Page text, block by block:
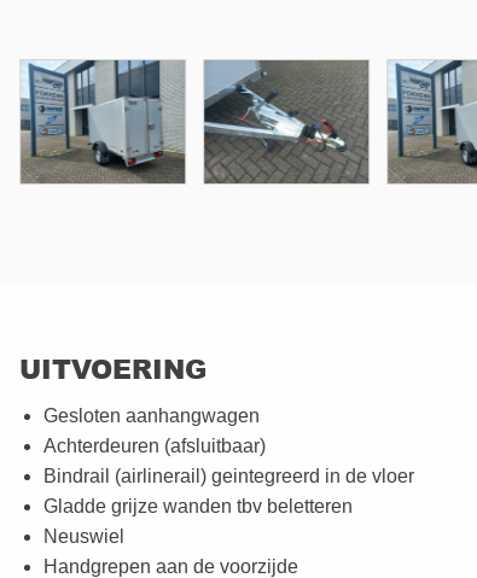
UITVOERING
Gesloten aanhangwagen
Achterdeuren (afsluitbaar)
Bindrail (airlinerail) geintegreerd in de vloer
Gladde grijze wanden tbv beletteren
Neuswiel
Handgrepen aan de voorzijde